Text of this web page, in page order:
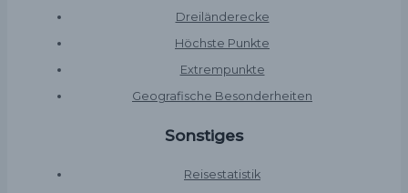
Dreiländerecke
Höchste Punkte
Extrempunkte
Geografische Besonderheiten
Sonstiges
Reisestatistik